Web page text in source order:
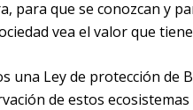
para que se conozcan y
vea el valor que
una Ley de protección de
de estos